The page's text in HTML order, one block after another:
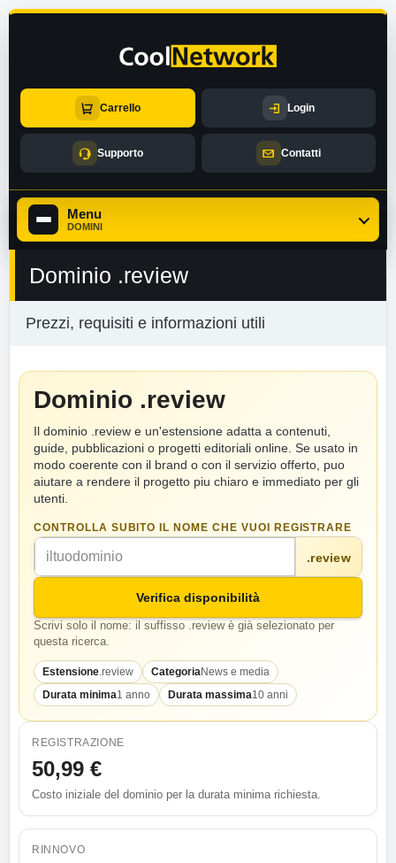
Carrello Login
Supporto Contatti
Menu
DOMINI
Dominio .review
Prezzi, requisiti e informazioni utili
Dominio .review
Il dominio .review e un'estensione adatta a contenuti,
guide, pubblicazioni o progetti editoriali online. Se usato in
modo coerente con il brand o con il servizio offerto, puo
aiutare a rendere il progetto piu chiaro e immediato per gli
utenti.
CONTROLLA SUBITO IL NOME CHE VUOI REGISTRARE
.review
Verifica disponibilità
Scrivi solo il nome: il suffisso .review è già selezionato per
questa ricerca.
Estensione.review CategoriaNews e media
Durata minima1 anno Durata massima10 anni
REGISTRAZIONE
50,99 €
Costo iniziale del dominio per la durata minima richiesta.
RINNOVO